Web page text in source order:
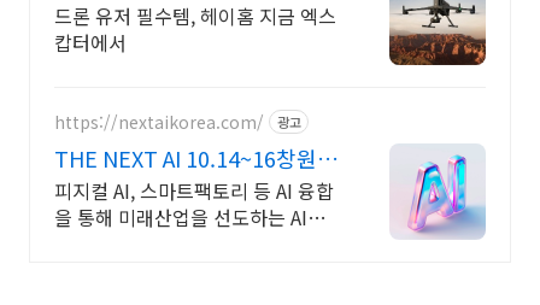
드론 유저 필수템, 헤이홈 지금 엑스
캅터에서
https://nextaikorea.com/ 광고
THE NEXT AI 10.14~16창원컨
벤션센터
피지컬 AI, 스마트팩토리 등 AI 융합
을 통해 미래산업을 선도하는 AI전